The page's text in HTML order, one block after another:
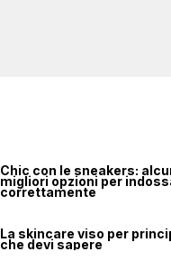
Chic con le sneakers:
migliori opzioni per
correttamente
La skincare viso per
che devi sapere